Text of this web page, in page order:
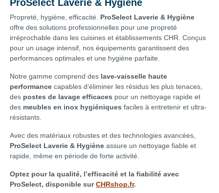
ProSelect Laverie & Hygiène
Propreté, hygiène, efficacité. ProSelect Laverie & Hygiène
offre des solutions professionnelles pour une propreté
irréprochable dans les cuisines et établissements CHR. Conçus
pour un usage intensif, nos équipements garantissent des
performances optimales et une hygiène parfaite.
Notre gamme comprend des lave-vaisselle haute
performance capables d’éliminer les résidus les plus tenaces,
des postes de lavage efficaces pour un nettoyage rapide et
des meubles en inox hygiéniques faciles à entretenir et ultra-
résistants.
Avec des matériaux robustes et des technologies avancées,
ProSelect Laverie & Hygiène assure un nettoyage fiable et
rapide, même en période de forte activité.
Optez pour la qualité, l’efficacité et la fiabilité avec
ProSelect, disponible surCHRshop.fr.